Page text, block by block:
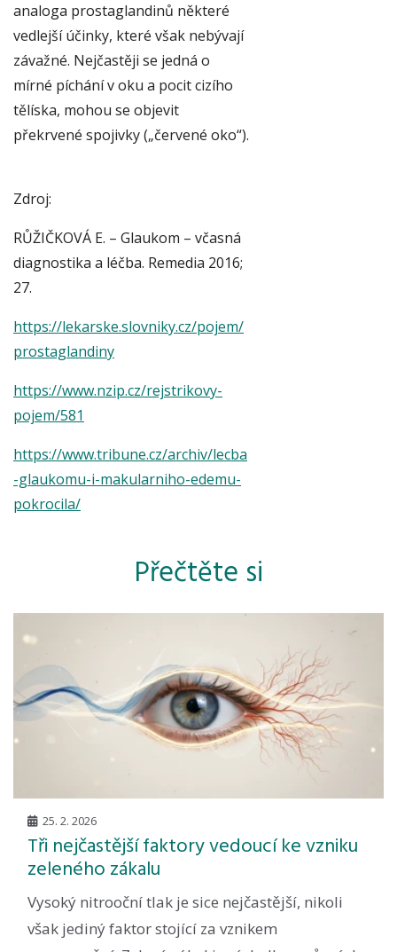
analoga prostaglandinů některé
vedlejší účinky, které však nebývají
závažné. Nejčastěji se jedná o
mírné píchání v oku a pocit cizího
tělíska, mohou se objevit
překrvené spojivky („červené oko“).
Zdroj:
RŮŽIČKOVÁ E. – Glaukom – včasná
diagnostika a léčba. Remedia 2016;
27.
https://lekarske.slovniky.cz/pojem/
prostaglandiny
https://www.nzip.cz/rejstrikovy-
pojem/581
https://www.tribune.cz/archiv/lecba
-glaukomu-i-makularniho-edemu-
pokrocila/
Přečtěte si
25. 2. 2026
Tři nejčastější faktory vedoucí ke vzniku
zeleného zákalu
Vysoký nitrooční tlak je sice nejčastější, nikoli
však jediný faktor stojící za vznikem